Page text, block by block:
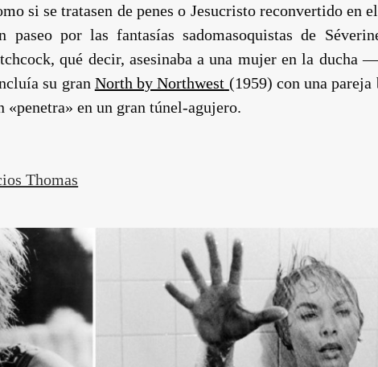
si se tratasen de penes o Jesucristo reconvertido en
por las fantasías sadomasoquistas de
, qué decir, asesinaba a una mujer en la ducha
su gran North by Northwest (1959) con una pareja
en un gran túnel-agujero.
Thomas